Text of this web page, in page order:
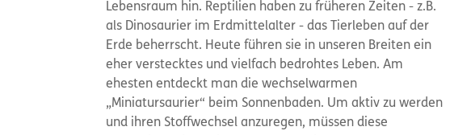
Lebensraum hin. Reptilien haben zu früheren Zeiten - z.B.
als Dinosaurier im Erdmittelalter - das Tierleben auf der
Erde beherrscht. Heute führen sie in unseren Breiten ein
eher verstecktes und vielfach bedrohtes Leben. Am
ehesten entdeckt man die wechselwarmen
„Miniatursaurier“ beim Sonnenbaden. Um aktiv zu werden
und ihren Stoffwechsel anzuregen, müssen diese